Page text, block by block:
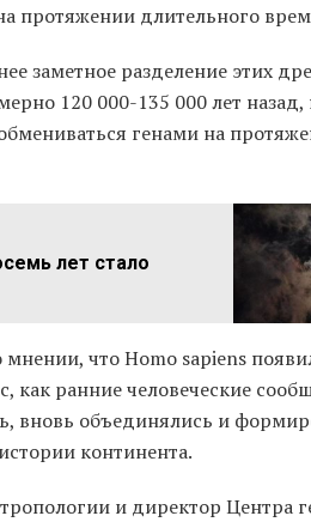
протяжении длительного
заметное разделение этих
120 000-135 000 лет назад,
генами на
лет стало
что Homo sapiens
как ранние человеческие
вновь объединялись и
континента.
и директор Центра